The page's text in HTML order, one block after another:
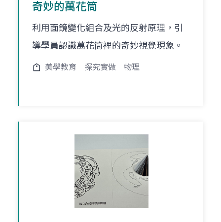
奇妙的萬花筒
利用面鏡變化組合及光的反射原理，引
導學員認識萬花筒裡的奇妙視覺現象。
美學教育 探究實做 物理